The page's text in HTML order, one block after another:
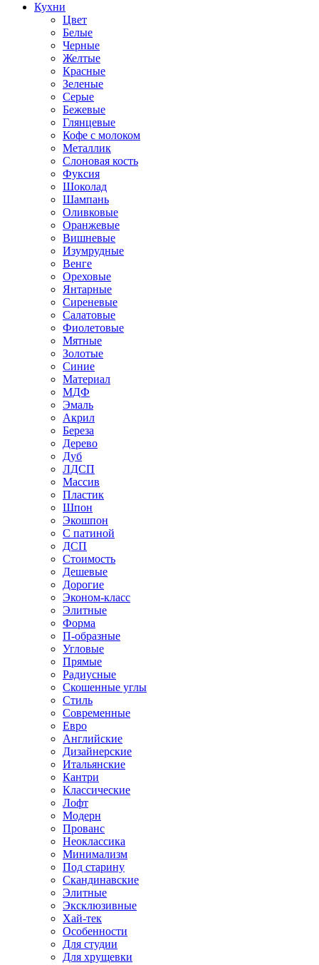
Кухни
Цвет
Белые
Черные
Желтые
Красные
Зеленые
Серые
Бежевые
Глянцевые
Кофе с молоком
Металлик
Слоновая кость
Фуксия
Шоколад
Шампань
Оливковые
Оранжевые
Вишневые
Изумрудные
Венге
Ореховые
Янтарные
Сиреневые
Салатовые
Фиолетовые
Мятные
Золотые
Синие
Материал
МДФ
Эмаль
Акрил
Береза
Дерево
Дуб
ЛДСП
Массив
Пластик
Шпон
Экошпон
С патиной
ДСП
Стоимость
Дешевые
Дорогие
Эконом-класс
Элитные
Форма
П-образные
Угловые
Прямые
Радиусные
Скошенные углы
Стиль
Современные
Евро
Английские
Дизайнерские
Итальянские
Кантри
Классические
Лофт
Модерн
Прованс
Неоклассика
Минимализм
Под старину
Скандинавские
Элитные
Эксклюзивные
Хай-тек
Особенности
Для студии
Для хрущевки